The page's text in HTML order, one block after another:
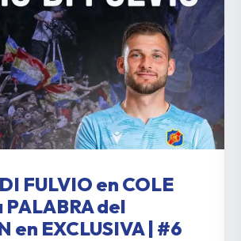
FULVIO en COLE
PALABRA del
en EXCLUSIVA | #6